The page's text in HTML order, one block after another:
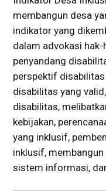
membangun desa
indikator yang
dalam advokasi
penyandang
perspektif
disabilitas yang
disabilitas,
kebijakan,
yang inklusif,
inklusif,
sistem informasi,